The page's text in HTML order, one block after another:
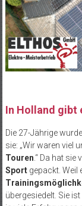
In Holland gibt
Die 27-Jährige
sie: „Wir waren viel
Touren .“ Da hat
Sportgepackt. Weil
übergesiedelt. Sie